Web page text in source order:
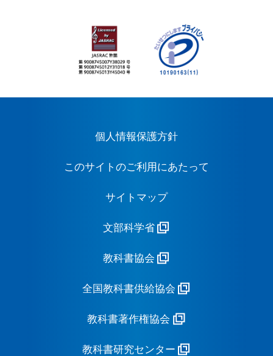
個人情報保護方針
このサイトのご利用にあたって
サイトマップ
文部科学省
教科書協会
全国教科書供給協会
教科書著作権協会
教科書研究センター